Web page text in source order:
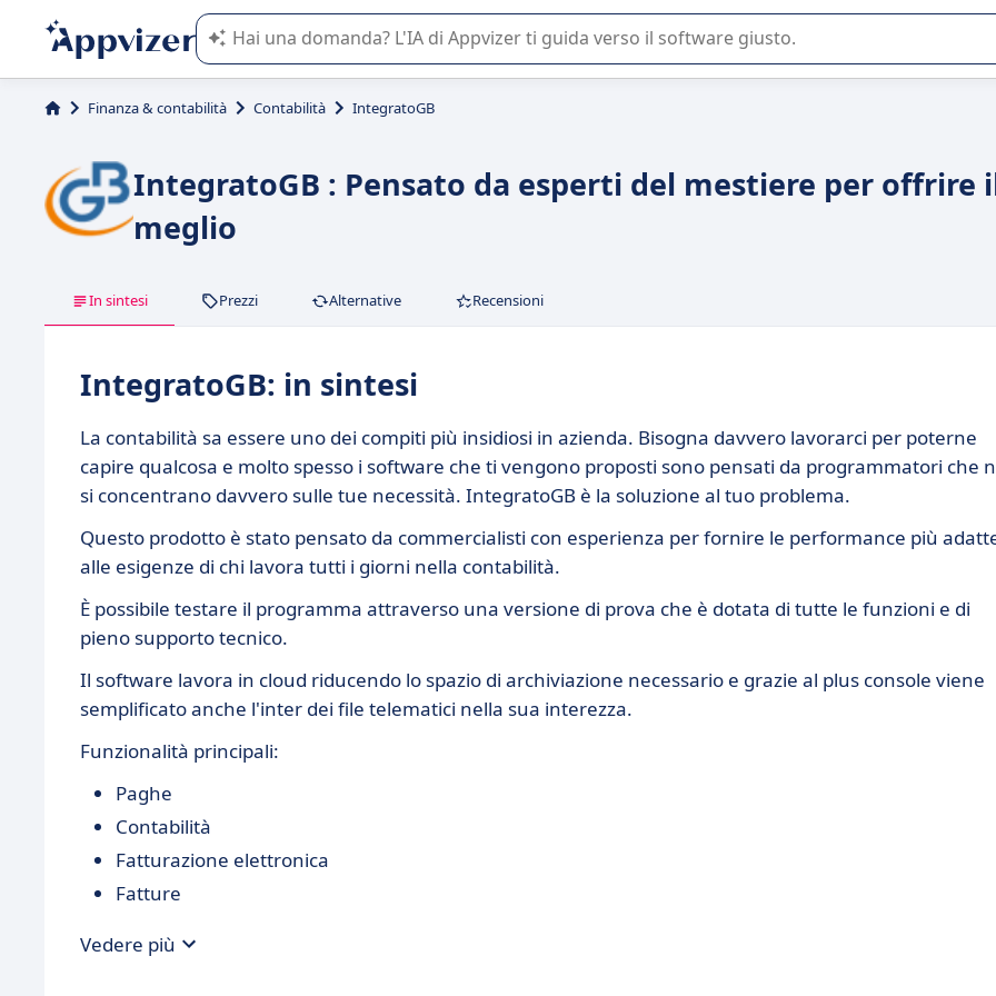
L'IA di Appvizer vi guida nell'utilizzo o nella scelta di un software SaaS per la vostra azienda.
Finanza & contabilità Contabilità IntegratoGB
IntegratoGB : Pensato da esperti del mestiere per offrire
meglio
In sintesi Prezzi Alternative Recensioni
IntegratoGB: in sintesi
La contabilità sa essere uno dei compiti più insidiosi in azienda. Bisogna davvero lavorarci per poterne
capire qualcosa e molto spesso i software che ti vengono proposti sono pensati da programmatori che
si concentrano davvero sulle tue necessità. IntegratoGB è la soluzione al tuo problema.
Questo prodotto è stato pensato da commercialisti con esperienza per fornire le performance più
alle esigenze di chi lavora tutti i giorni nella contabilità.
È possibile testare il programma attraverso una versione di prova che è dotata di tutte le funzioni e di
pieno supporto tecnico.
Il software lavora in cloud riducendo lo spazio di archiviazione necessario e grazie al plus console viene
semplificato anche l'inter dei file telematici nella sua interezza.
Funzionalità principali:
Paghe
Contabilità
Fatturazione elettronica
Fatture
Vedere più